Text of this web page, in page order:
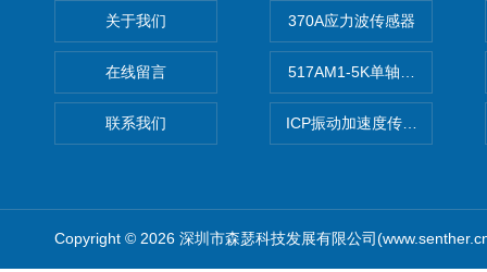
关于我们
在线留言
联系我们
370A应力波传感器
517AM1-5K单轴冲击IEPE加
ICP振动加速度传感器
Copyright © 2026 深圳市森瑟科技发展有限公司